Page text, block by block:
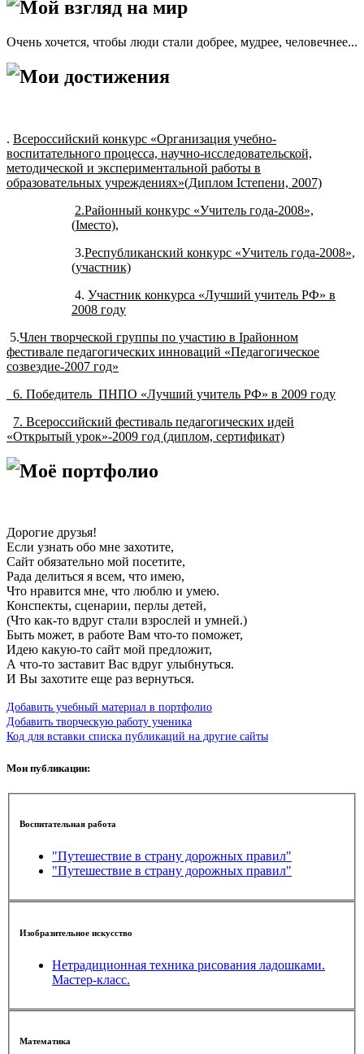
Мой взгляд на мир
Очень хочется, чтобы люди стали добрее, мудрее, человечнее...
Мои достижения
. Всероссийский конкурс «Организация учебно-
воспитательного процесса, научно-исследовательской,
методической и экспериментальной работы в
образовательных учреждениях»(Диплом Iстепени, 2007)
2.Районный конкурс «Учитель года-2008»,
(Iместо),
3.Республиканский конкурс «Учитель года-2008»,
(участник)
4. Участник конкурса «Лучший учитель РФ» в
2008 году
5.Член творческой группы по участию в Iрайонном
фестивале педагогических инноваций «Педагогическое
созвездие-2007 год»
6. Победитель ПНПО «Лучший учитель РФ» в 2009 году
7. Всероссийский фестиваль педагогических идей
«Открытый урок»-2009 год (диплом, сертификат)
Моё портфолио
Дорогие друзья!
Если узнать обо мне захотите,
Сайт обязательно мой посетите,
Рада делиться я всем, что имею,
Что нравится мне, что люблю и умею.
Конспекты, сценарии, перлы детей,
(Что как-то вдруг стали взрослей и умней.)
Быть может, в работе Вам что-то поможет,
Идею какую-то сайт мой предложит,
А что-то заставит Вас вдруг улыбнуться.
И Вы захотите еще раз вернуться.
Добавить учебный материал в портфолио
Добавить творческую работу ученика
Код для вставки списка публикаций на другие сайты
Мои публикации:
Воспитательная работа
"Путешествие в страну дорожных правил"
"Путешествие в страну дорожных правил"
Изобразительное искусство
Нетрадиционная техника рисования ладошками.
Мастер-класс.
Математика